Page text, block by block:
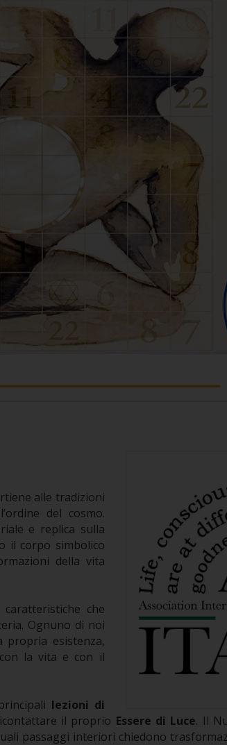
alle tradizioni
del cosmo.
e replica sulla
il corpo simbolico
della vita
che
Ognuno di noi
propria esistenza,
la vita e con il
lezioni di
il proprio Essere di Luce. Il
passaggi interiori chiedono